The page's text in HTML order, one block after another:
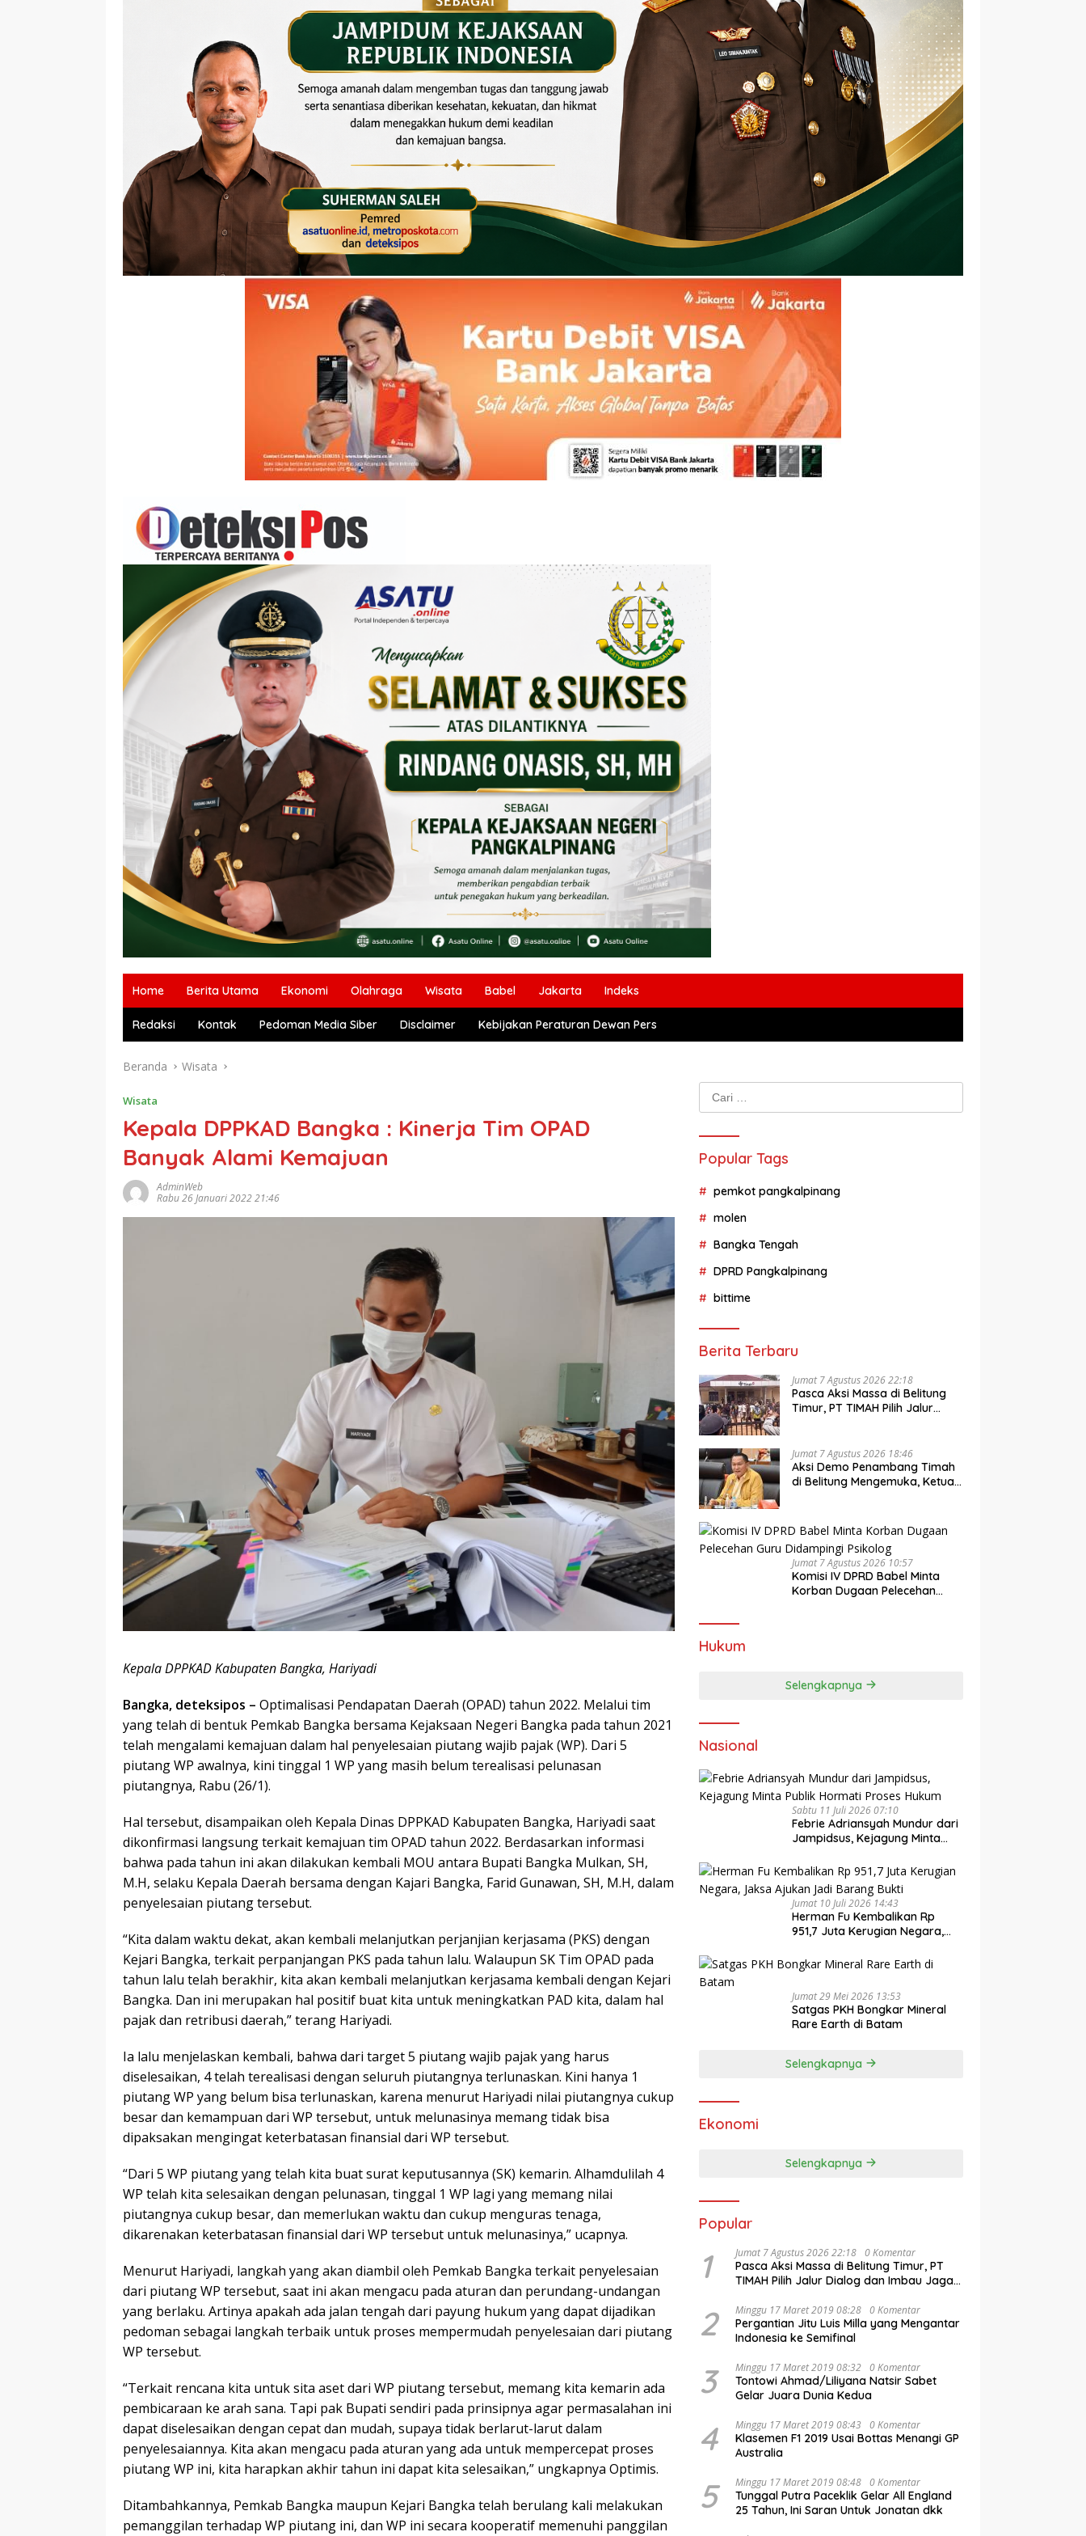
Home Berita Utama Ekonomi Olahraga Wisata Babel Jakarta Indeks
Redaksi Kontak Pedoman Media Siber Disclaimer Kebijakan Peraturan Dewan Pers
Beranda Wisata
Wisata
Kepala DPPKAD Bangka : Kinerja Tim OPAD
Banyak Alami Kemajuan
AdminWeb
Rabu 26 Januari 2022 21:46
Kepala DPPKAD Kabupaten Bangka, Hariyadi
Bangka, deteksipos – Optimalisasi Pendapatan Daerah (OPAD) tahun 2022. Melalui tim
yang telah di bentuk Pemkab Bangka bersama Kejaksaan Negeri Bangka pada tahun 2021
telah mengalami kemajuan dalam hal penyelesaian piutang wajib pajak (WP). Dari 5
piutang WP awalnya, kini tinggal 1 WP yang masih belum terealisasi pelunasan
piutangnya, Rabu (26/1).
Hal tersebut, disampaikan oleh Kepala Dinas DPPKAD Kabupaten Bangka, Hariyadi saat
dikonfirmasi langsung terkait kemajuan tim OPAD tahun 2022. Berdasarkan informasi
bahwa pada tahun ini akan dilakukan kembali MOU antara Bupati Bangka Mulkan, SH,
M.H, selaku Kepala Daerah bersama dengan Kajari Bangka, Farid Gunawan, SH, M.H, dalam
penyelesaian piutang tersebut.
“Kita dalam waktu dekat, akan kembali melanjutkan perjanjian kerjasama (PKS) dengan
Kejari Bangka, terkait perpanjangan PKS pada tahun lalu. Walaupun SK Tim OPAD pada
tahun lalu telah berakhir, kita akan kembali melanjutkan kerjasama kembali dengan Kejari
Bangka. Dan ini merupakan hal positif buat kita untuk meningkatkan PAD kita, dalam hal
pajak dan retribusi daerah,” terang Hariyadi.
Ia lalu menjelaskan kembali, bahwa dari target 5 piutang wajib pajak yang harus
diselesaikan, 4 telah terealisasi dengan seluruh piutangnya terlunaskan. Kini hanya 1
piutang WP yang belum bisa terlunaskan, karena menurut Hariyadi nilai piutangnya cukup
besar dan kemampuan dari WP tersebut, untuk melunasinya memang tidak bisa
dipaksakan mengingat keterbatasan finansial dari WP tersebut.
“Dari 5 WP piutang yang telah kita buat surat keputusannya (SK) kemarin. Alhamdulilah 4
WP telah kita selesaikan dengan pelunasan, tinggal 1 WP lagi yang memang nilai
piutangnya cukup besar, dan memerlukan waktu dan cukup menguras tenaga,
dikarenakan keterbatasan finansial dari WP tersebut untuk melunasinya,” ucapnya.
Menurut Hariyadi, langkah yang akan diambil oleh Pemkab Bangka terkait penyelesaian
dari piutang WP tersebut, saat ini akan mengacu pada aturan dan perundang-undangan
yang berlaku. Artinya apakah ada jalan tengah dari payung hukum yang dapat dijadikan
pedoman sebagai langkah terbaik untuk proses mempermudah penyelesaian dari piutang
WP tersebut.
“Terkait rencana kita untuk sita aset dari WP piutang tersebut, memang kita kemarin ada
pembicaraan ke arah sana. Tapi pak Bupati sendiri pada prinsipnya agar permasalahan ini
dapat diselesaikan dengan cepat dan mudah, supaya tidak berlarut-larut dalam
penyelesaiannya. Kita akan mengacu pada aturan yang ada untuk mempercepat proses
piutang WP ini, kita harapkan akhir tahun ini dapat kita selesaikan,” ungkapnya Optimis.
Ditambahkannya, Pemkab Bangka maupun Kejari Bangka telah berulang kali melakukan
pemanggilan terhadap WP piutang ini, dan WP ini secara kooperatif memenuhi panggilan
Popular Tags
pemkot pangkalpinang
molen
Bangka Tengah
DPRD Pangkalpinang
bittime
Berita Terbaru
Jumat 7 Agustus 2026 22:18
Pasca Aksi Massa di Belitung
Timur, PT TIMAH Pilih Jalur
Jumat 7 Agustus 2026 18:46
Aksi Demo Penambang Timah
di Belitung Mengemuka, Ketua
Segera Terbit
Jumat 7 Agustus 2026 10:57
Komisi IV DPRD Babel Minta
Korban Dugaan Pelecehan
Hukum
Selengkapnya
Nasional
Sabtu 11 Juli 2026 07:10
Febrie Adriansyah Mundur dari
Jampidsus, Kejagung Minta
Jumat 10 Juli 2026 14:43
Herman Fu Kembalikan Rp
951,7 Juta Kerugian Negara,
Bukti
Jumat 29 Mei 2026 13:53
Satgas PKH Bongkar Mineral
Selengkapnya
Ekonomi
Selengkapnya
Popular
1 Jumat 7 Agustus 2026 22:18 0 Komentar
Pasca Aksi Massa di Belitung Timur, PT
TIMAH Pilih Jalur Dialog dan Imbau Jaga
2 Minggu 17 Maret 2019 08:28 0 Komentar
Pergantian Jitu Luis Milla yang Mengantar
Indonesia ke Semifinal
3 Minggu 17 Maret 2019 08:32 0 Komentar
Tontowi Ahmad/Liliyana Natsir Sabet
Gelar Juara Dunia Kedua
4 Minggu 17 Maret 2019 08:43 0 Komentar
Klasemen F1 2019 Usai Bottas Menangi GP
Australia
5 Minggu 17 Maret 2019 08:48 0 Komentar
Tunggal Putra Paceklik Gelar All England
25 Tahun, Ini Saran Untuk Jonatan dkk